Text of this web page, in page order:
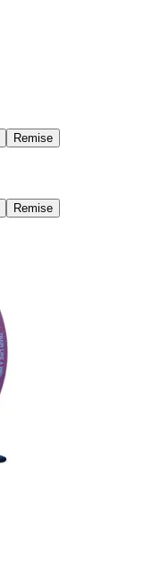
Remise
Remise